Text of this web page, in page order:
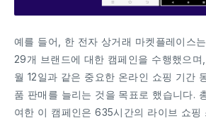
예를 들어, 한 전자 상거래 마켓플레이스
29개 브랜드에 대한 캠페인을 수행했으며,
월 12일과 같은 중요한 온라인 쇼핑 기간
품 판매를 늘리는 것을 목표로 했습니다.
여한 이 캠페인은 635시간의 라이브 쇼핑